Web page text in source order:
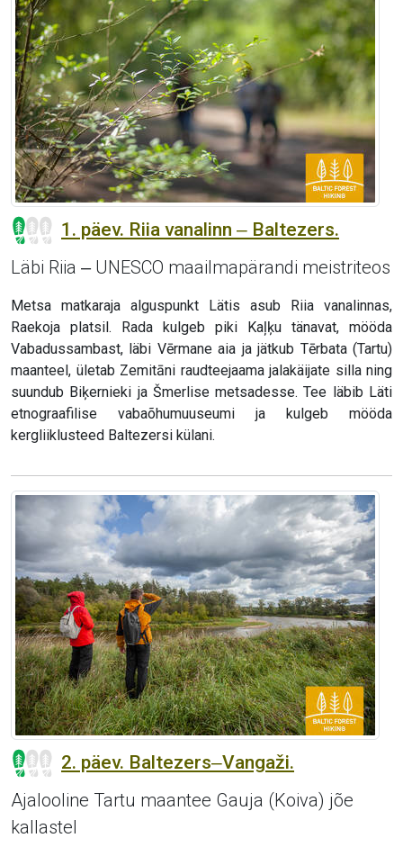
1. päev. Riia vanalinn ‒ Baltezers.
Läbi Riia ‒ UNESCO maailmapärandi meistriteos
Metsa matkaraja alguspunkt Lätis asub Riia vanalinnas,
Raekoja platsil. Rada kulgeb piki Kaļķu tänavat, mööda
Vabadussambast, läbi Vērmane aia ja jätkub Tērbata (Tartu)
maanteel, ületab Zemitāni raudteejaama jalakäijate silla ning
suundub Biķernieki ja Šmerlise metsadesse. Tee läbib Läti
etnograafilise vabaõhumuuseumi ja kulgeb mööda
kergliiklusteed Baltezersi külani.
2. päev. Baltezers‒Vangaži.
Ajalooline Tartu maantee Gauja (Koiva) jõe
kallastel